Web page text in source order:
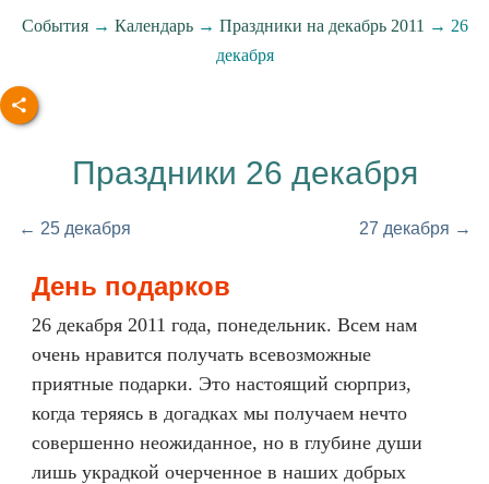
События→ Календарь→ Праздники на декабрь 2011 → 26
декабря
Праздники 26 декабря
← 25 декабря 27 декабря →
День подарков
26 декабря 2011 года, понедельник. Всем нам
очень нравится получать всевозможные
приятные подарки. Это настоящий сюрприз,
когда теряясь в догадках мы получаем нечто
совершенно неожиданное, но в глубине души
лишь украдкой очерченное в наших добрых